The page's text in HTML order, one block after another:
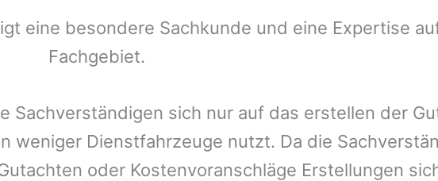
eine besondere Sachkunde und eine Expertise
Fachgebiet.
Sachverständigen sich nur auf das erstellen der
weniger Dienstfahrzeuge nutzt. Da die
oder Kostenvoranschläge Erstellungen